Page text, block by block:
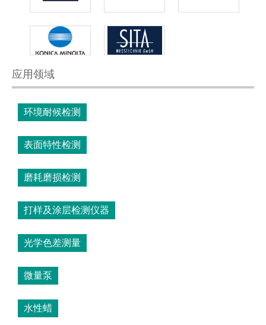
应用领域
环境耐候检测
表面特性检测
磨耗磨损检测
打样及涂层检测仪器
光学色差测量
微量泵
水性蜡